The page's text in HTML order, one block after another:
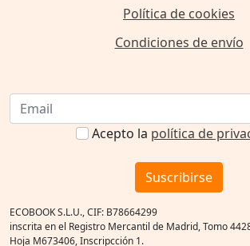
Política de cookies
Condiciones de envío
Acepto la política de
Suscribirse
ECOBOOK S.L.U., CIF: B78664299
inscrita en el Registro Mercantil de Madrid, Tomo
Hoja M673406, Inscripcción 1.